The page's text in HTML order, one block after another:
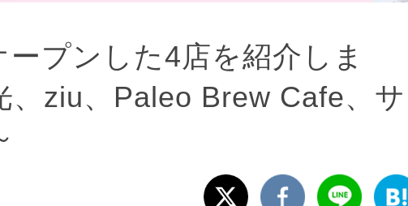
プンした4店を紹介しま
、ziu、Paleo Brew Cafe、サ